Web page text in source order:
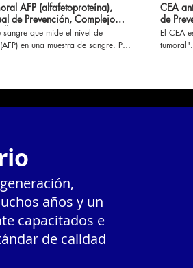
AFP (alfafetoproteína),
de Prevención, Complejo
sangre que mide el nivel de
en una muestra de sangre. Por
CEA
de
El CEA
años y un
capacitados e
de calidad